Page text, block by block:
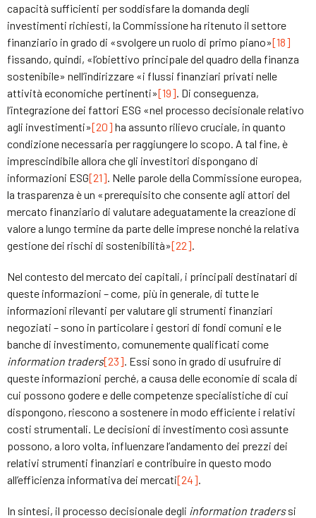
capacità sufficienti per soddisfare la domanda degli
investimenti richiesti, la Commissione ha ritenuto il settore
finanziario in grado di «svolgere un ruolo di primo piano»[18]
fissando, quindi, «l’obiettivo principale del quadro della finanza
sostenibile» nell’indirizzare «i flussi finanziari privati nelle
attività economiche pertinenti»[19]. Di conseguenza,
l’integrazione dei fattori ESG «nel processo decisionale relativo
agli investimenti»[20] ha assunto rilievo cruciale, in quanto
condizione necessaria per raggiungere lo scopo. A tal fine, è
imprescindibile allora che gli investitori dispongano di
informazioni ESG[21]. Nelle parole della Commissione europea,
la trasparenza è un «prerequisito che consente agli attori del
mercato finanziario di valutare adeguatamente la creazione di
valore a lungo termine da parte delle imprese nonché la relativa
gestione dei rischi di sostenibilità»[22].
Nel contesto del mercato dei capitali, i principali destinatari di
queste informazioni – come, più in generale, di tutte le
informazioni rilevanti per valutare gli strumenti finanziari
negoziati – sono in particolare i gestori di fondi comuni e le
banche di investimento, comunemente qualificati come
information traders[23]. Essi sono in grado di usufruire di
queste informazioni perché, a causa delle economie di scala di
cui possono godere e delle competenze specialistiche di cui
dispongono, riescono a sostenere in modo efficiente i relativi
costi strumentali. Le decisioni di investimento così assunte
possono, a loro volta, influenzare l’andamento dei prezzi dei
relativi strumenti finanziari e contribuire in questo modo
all’efficienza informativa dei mercati[24].
In sintesi, il processo decisionale degli information traderssi